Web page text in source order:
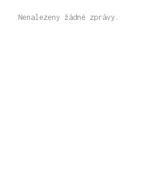
Nenalezeny žádné zprávy.